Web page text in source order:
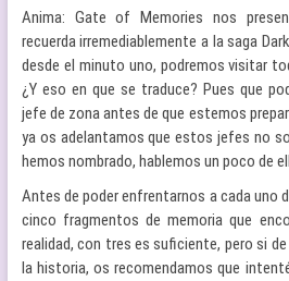
Anima: Gate of Memories nos
recuerda irremediablemente a la saga
desde el minuto uno, podremos visitar
¿Y eso en que se traduce? Pues que
jefe de zona antes de que estemos
ya os adelantamos que estos jefes no
hemos nombrado, hablemos un poco de
Antes de poder enfrentarnos a cada uno
cinco fragmentos de memoria que
realidad, con tres es suficiente, pero si
la historia, os recomendamos que